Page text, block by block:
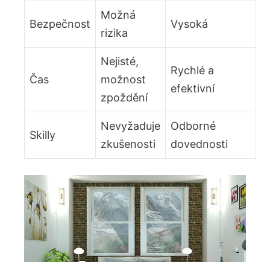
Bezpečnost
Možná
rizika
Vysoká
Čas
Nejisté,
možnost
zpoždění
Rychlé a
efektivní
Skilly
Nevyžaduje
zkušenosti
Odborné
dovednosti